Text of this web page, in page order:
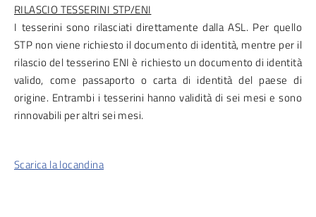
RILASCIO TESSERINI STP/ENI
I tesserini sono rilasciati direttamente dalla ASL. Per quello
STP non viene richiesto il documento di identità, mentre per il
rilascio del tesserino ENI è richiesto un documento di identità
valido, come passaporto o carta di identità del paese di
origine. Entrambi i tesserini hanno validità di sei mesi e sono
rinnovabili per altri sei mesi.
Scarica la locandina